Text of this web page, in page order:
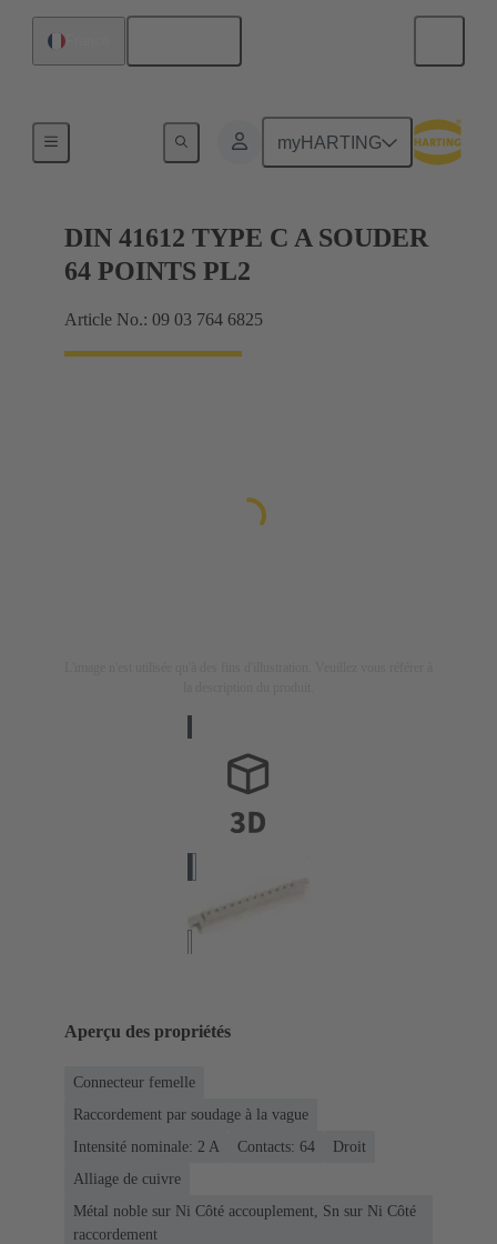
myHARTING
Raccordement carte mère à carte fille
DIN 41612 TYPE C A SOUDER
64 POINTS PL2
Article No.: 09 03 764 6825
Aperçu des propriétés
Connecteur femelle
Raccordement par soudage à la vague
Intensité nominale: ‌2 A
Contacts: 64
Droit
Alliage de cuivre
Métal noble sur Ni Côté accouplement, Sn sur Ni Côté
raccordement